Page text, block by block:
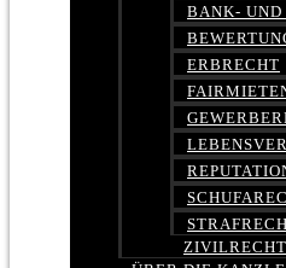
BANK-
ERBRECHT
ZIVILRECHT